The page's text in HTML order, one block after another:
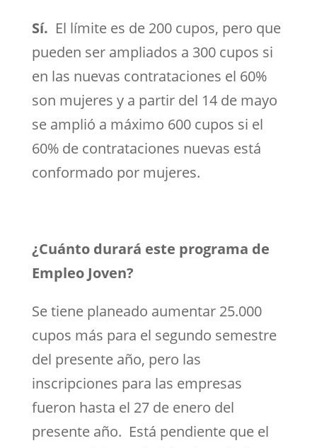
Sí. El límite es de 200 cupos, pero que
pueden ser ampliados a 300 cupos si
en las nuevas contrataciones el 60%
son mujeres y a partir del 14 de mayo
se amplió a máximo 600 cupos si el
60% de contrataciones nuevas está
conformado por mujeres.
¿Cuánto durará este programa de
Empleo Joven?
Se tiene planeado aumentar 25.000
cupos más para el segundo semestre
del presente año, pero las
inscripciones para las empresas
fueron hasta el 27 de enero del
presente año. Está pendiente que el